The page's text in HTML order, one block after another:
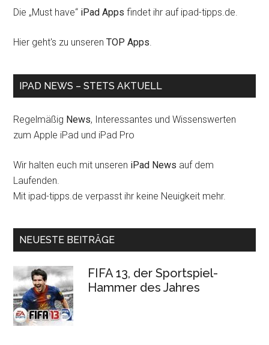
Die „Must have“ iPad Apps findet ihr auf ipad-tipps.de.
Hier geht's zu unserenTOP Apps.
IPAD NEWS – STETS AKTUELL
Regelmäßig News, Interessantes und Wissenswerten
zum Apple iPad und iPad Pro
Wir halten euch mit unseren iPad News auf dem
Laufenden.
Mit ipad-tipps.de verpasst ihr keine Neuigkeit mehr.
NEUESTE BEITRÄGE
FIFA 13, der Sportspiel-
Hammer des Jahres